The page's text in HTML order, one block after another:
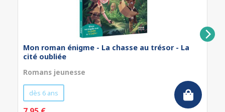
Mon roman énigme - La chasse au trésor - La
cité oubliée
Romans jeunesse
dès 6 ans